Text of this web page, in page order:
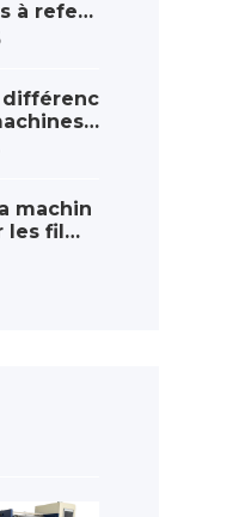
à refen
irré
comm
différenc
de feuil
à cha
films or
machin
films
c
p